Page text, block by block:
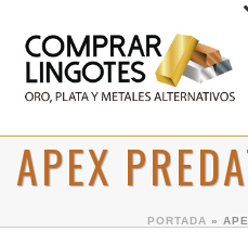
APEX
PORTADA »